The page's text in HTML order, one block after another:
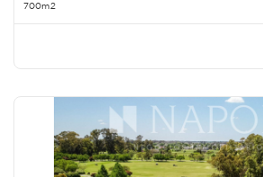
700m2